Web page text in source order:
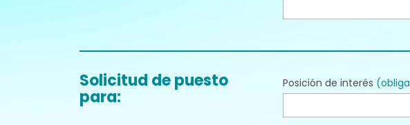
Solicitud de puesto
para:
Posición de interés